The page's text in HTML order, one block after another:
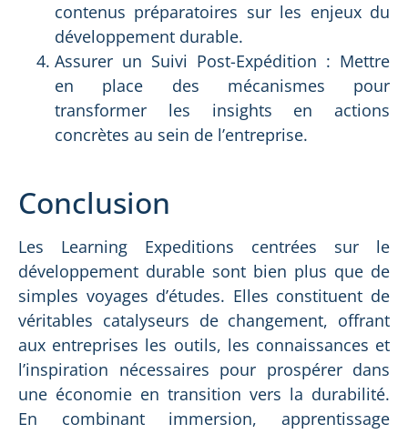
contenus préparatoires sur les enjeux du
développement durable.
Assurer un Suivi Post-Expédition : Mettre
en place des mécanismes pour
transformer les insights en actions
concrètes au sein de l’entreprise.
Conclusion
Les Learning Expeditions centrées sur le
développement durable sont bien plus que de
simples voyages d’études. Elles constituent de
véritables catalyseurs de changement, offrant
aux entreprises les outils, les connaissances et
l’inspiration nécessaires pour prospérer dans
une économie en transition vers la durabilité.
En combinant immersion, apprentissage